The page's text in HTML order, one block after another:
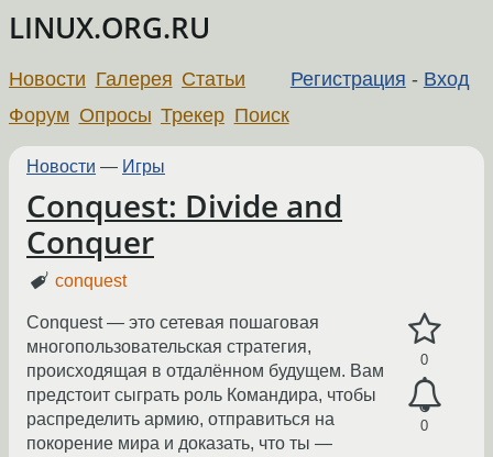
LINUX.ORG.RU
Регистрация - Вход
Новости Галерея Статьи
Форум Опросы Трекер Поиск
Новости — Игры
Conquest: Divide and
Conquer
conquest
0
0
Conquest — это сетевая пошаговая
многопользовательская стратегия,
происходящая в отдалённом будущем. Вам
предстоит сыграть роль Командира, чтобы
распределить армию, отправиться на
покорение мира и доказать, что ты —